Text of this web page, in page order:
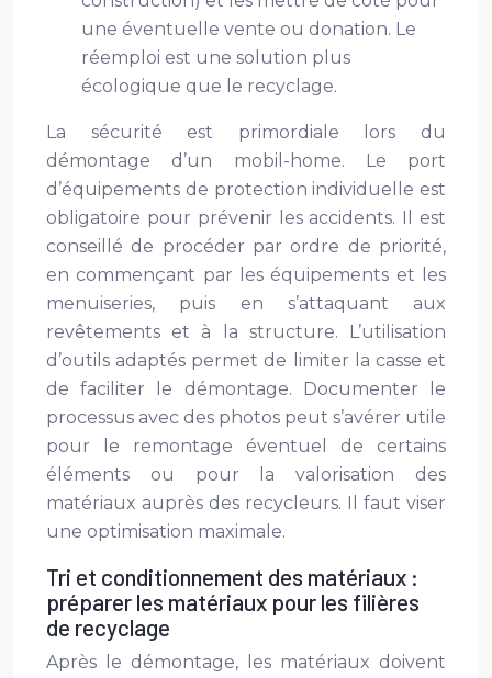
une éventuelle vente ou donation. Le
réemploi est une solution plus
écologique que le recyclage.
La sécurité est primordiale lors du
démontage d’un mobil-home. Le port
d’équipements de protection individuelle est
obligatoire pour prévenir les accidents. Il est
conseillé de procéder par ordre de priorité,
en commençant par les équipements et les
menuiseries, puis en s’attaquant aux
revêtements et à la structure. L’utilisation
d’outils adaptés permet de limiter la casse et
de faciliter le démontage. Documenter le
processus avec des photos peut s’avérer utile
pour le remontage éventuel de certains
éléments ou pour la valorisation des
matériaux auprès des recycleurs. Il faut viser
une optimisation maximale.
Tri et conditionnement des matériaux :
préparer les matériaux pour les filières
de recyclage
Après le démontage, les matériaux doivent